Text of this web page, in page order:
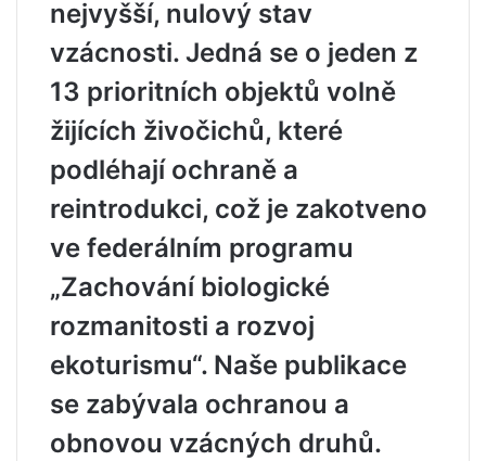
nejvyšší, nulový stav
vzácnosti. Jedná se o jeden z
13 prioritních objektů volně
žijících živočichů, které
podléhají ochraně a
reintrodukci, což je zakotveno
ve federálním programu
„Zachování biologické
rozmanitosti a rozvoj
ekoturismu“. Naše publikace
se zabývala ochranou a
obnovou vzácných druhů.